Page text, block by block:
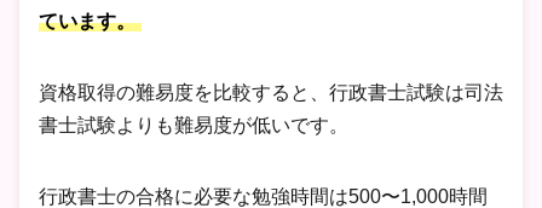
ています。
資格取得の難易度を比較すると、行政書士試験は司法
書士試験よりも難易度が低いです。
行政書士の合格に必要な勉強時間は500〜1,000時間